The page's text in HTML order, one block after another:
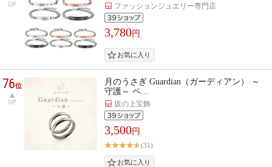
UP ファッションジュエリー専門店
3,780円
76位
UP
月のうさぎ Guardian（ガーディアン） ～
守護～ ペ…
坂の上宝飾
3,500円
(31)